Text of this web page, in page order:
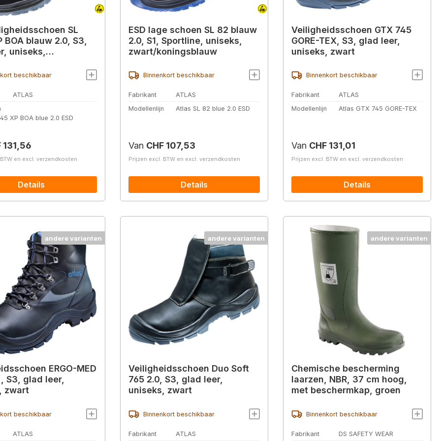
SL
BOA blauw 2.0, S3,
uniseks,
beschikbaar
ATLAS
XP BOA blue 2.0 ESD
prijs:
131,56
en excl. verzendkosten
Details
ESD lage schoen SL 82 blauw
2.0, S1, Sportline, uniseks,
zwart/koningsblauw
Binnenkort beschikbaar
Fabrikant
ATLAS
Modellenlijn
Atlas SL 82 blue 2.0 ESD
Normale prijs:
Van CHF 107,53
Prijzen excl. BTW en excl. verzendkosten
Details
Veiligheidsschoen GTX 745
GORE-TEX, S3, glad leer,
uniseks, zwart
Binnenkort beschikbaar
Fabrikant
ATLAS
Modellenlijn
Atlas GTX 745 GORE-TEX
Normale prijs:
Van CHF 131,01
Prijzen excl. BTW en excl. verzendkosten
Details
andere varianten
ERGO-MED
S3, glad leer,
zwart
beschikbaar
ATLAS
andere varianten
Veiligheidsschoen Duo Soft
765 2.0, S3, glad leer,
uniseks, zwart
Binnenkort beschikbaar
Fabrikant ATLAS
andere varianten
Chemische bescherming
laarzen, NBR, 37 cm hoog,
met beschermkap, groen
Binnenkort beschikbaar
Fabrikant DS SAFETY WEAR